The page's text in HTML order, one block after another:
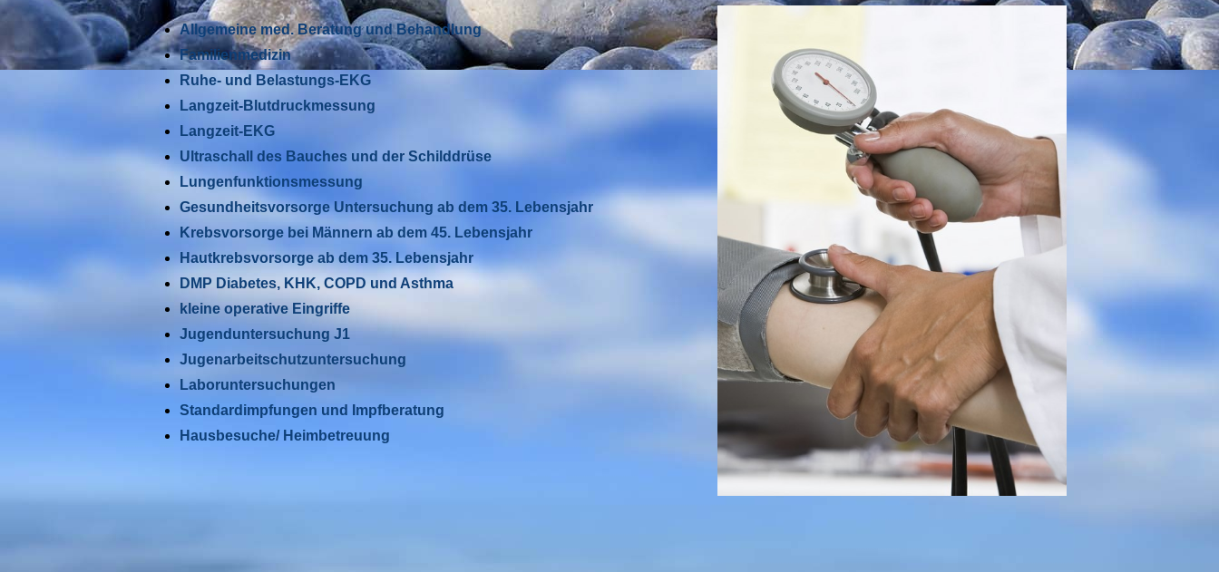
1091
Rezeptbestellung: Tel: 04521 8310369
E-mail: haz-peterstrasse@t-online.de
Ärztlicher-Bereitschaftsdienst
Apotheken-Notdienst
Allgemeine med. Beratung und Behandlung
Familienmedizin
Ruhe- und Belastungs-EKG
Langzeit-Blutdruckmessung
Langzeit-EKG
Ultraschall des Bauches und der Schilddrüse
Lungenfunktionsmessung
Gesundheitsvorsorge Untersuchung ab dem 35. Lebensjahr
Krebsvorsorge bei Männern ab dem 45. Lebensjahr
Hautkrebsvorsorge ab dem 35. Lebensjahr
DMP Diabetes, KHK, COPD und Asthma
kleine operative Eingriffe
Jugenduntersuchung J1
Jugenarbeitschutzuntersuchung
Laboruntersuchungen
Standardimpfungen und Impfberatung
Hausbesuche/ Heimbetreuung